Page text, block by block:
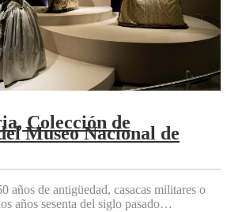
Colección de
Museo Nacional de
años de antigüedad, casacas militares o
años sesenta del siglo pasado…